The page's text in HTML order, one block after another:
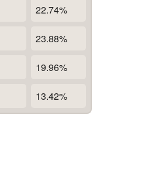
22.74%
23.88%
19.96%
13.42%